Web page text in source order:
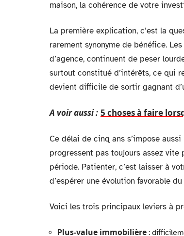
maison, la cohérence de votre
La première explication, c’est la
rarement synonyme de bénéfice.
d’agence, continuent de peser
surtout constitué d’intérêts, ce qui
devient difficile de sortir gagnant
A voir aussi : 5 choses à faire
Ce délai de cinq ans s’impose
progressent pas toujours assez
période. Patienter, c’est laisser à
d’espérer une évolution favorable
Voici les trois principaux leviers à
Plus-value immobilière :